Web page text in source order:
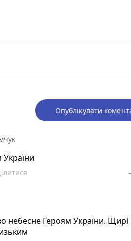
Опублікувати
небесне Героям України. Щирі